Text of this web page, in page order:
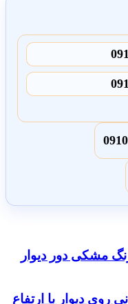
مشکی دور دیوار
دیوار با ارتفاع